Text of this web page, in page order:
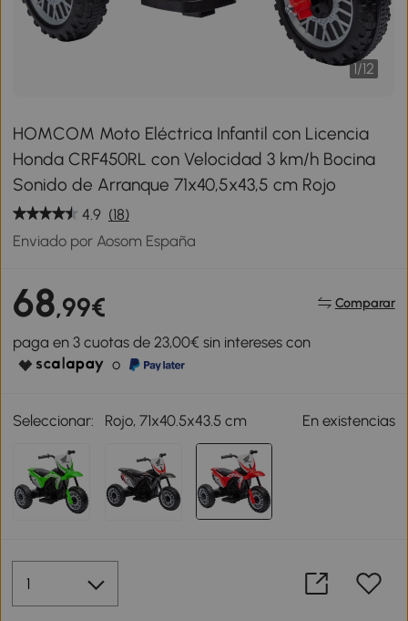
1/12
HOMCOM Moto Eléctrica Infantil con Licencia
Honda CRF450RL con Velocidad 3 km/h Bocina
Sonido de Arranque 71x40,5x43,5 cm Rojo
4.9 (18)
Enviado por Aosom España
68,99€ Comparar
paga en 3 cuotas de 23,00€ sin intereses con
o
Seleccionar: Rojo, 71x40.5x43.5 cm En existencias